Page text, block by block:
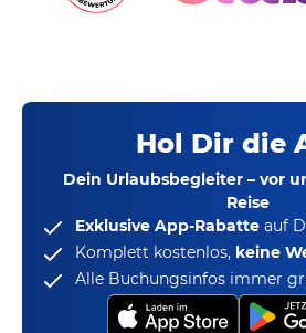
Hol Dir die
Dein Urlaubsbegleiter – vor
Reise
Exklusive App-Rabatte auf
Komplett kostenlos, keine
Alle Buchungsinfos immer